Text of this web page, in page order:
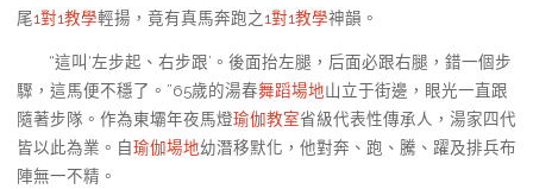
尾1對1教學輕揚，竟有真馬奔跑之1對1教學神韻。
“這叫‘左步起、右步跟’。後面抬左腿，后面必跟右腿，錯一個步
驟，這馬便不穩了。”65歲的湯春舞蹈場地山立于街邊，眼光一直跟
隨著步隊。作為東壩年夜馬燈瑜伽教室省級代表性傳承人，湯家四代
皆以此為業。自瑜伽場地幼潛移默化，他對奔、跑、騰、躍及排兵布
陣無一不精。